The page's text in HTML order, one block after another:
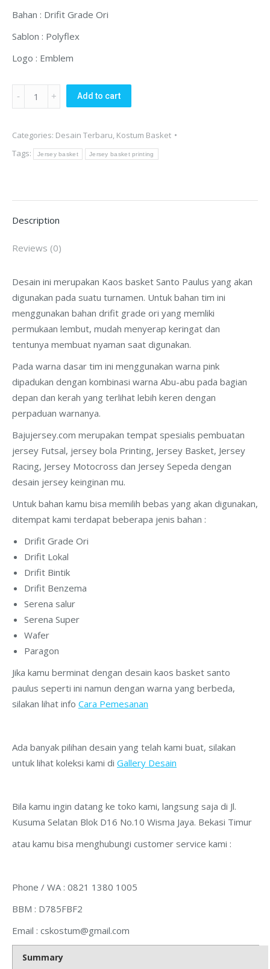
Bahan : Drifit Grade Ori
Sablon : Polyflex
Logo : Emblem
Basket
Paulus
Palangkaraya
Add to cart
Categories: Desain Terbaru, Kostum Basket
Tags:
Jersey basket Jersey basket printing
Description
Reviews (0)
Desain ini merupakan Kaos basket Santo Paulus yang akan
digunakan pada suatu turnamen. Untuk bahan tim ini
menggunakan bahan drifit grade ori yang memliki
permukaan lembut, mudah menyerap keringat dan
tentunya membuat nyaman saat digunakan.
Pada warna dasar tim ini menggunakan warna pink
dipadukan dengan kombinasi warna Abu-abu pada bagian
depan dan kerah yang terlihat lebih keren dengan
perpaduan warnanya.
Bajujersey.com merupakan tempat spesialis pembuatan
jersey Futsal, jersey bola Printing, Jersey Basket, Jersey
Racing, Jersey Motocross dan Jersey Sepeda dengan
desain jersey keinginan mu.
Untuk bahan kamu bisa memilih bebas yang akan digunakan,
ditempat kami terdapat beberapa jenis bahan :
Drifit Grade Ori
Drifit Lokal
Drifit Bintik
Drifit Benzema
Serena salur
Serena Super
Wafer
Paragon
Jika kamu berminat dengan desain kaos basket santo
paulus seperti ini namun dengan warna yang berbeda,
silakan lihat info Cara Pemesanan
Ada banyak pilihan desain yang telah kami buat, silakan
untuk lihat koleksi kami di Gallery Desain
Bila kamu ingin datang ke toko kami, langsung saja di Jl.
Kusuma Selatan Blok D16 No.10 Wisma Jaya. Bekasi Timur
atau kamu bisa menghubungi customer service kami :
Phone / WA : 0821 1380 1005
BBM : D785FBF2
Email : cskostum@gmail.com
Summary